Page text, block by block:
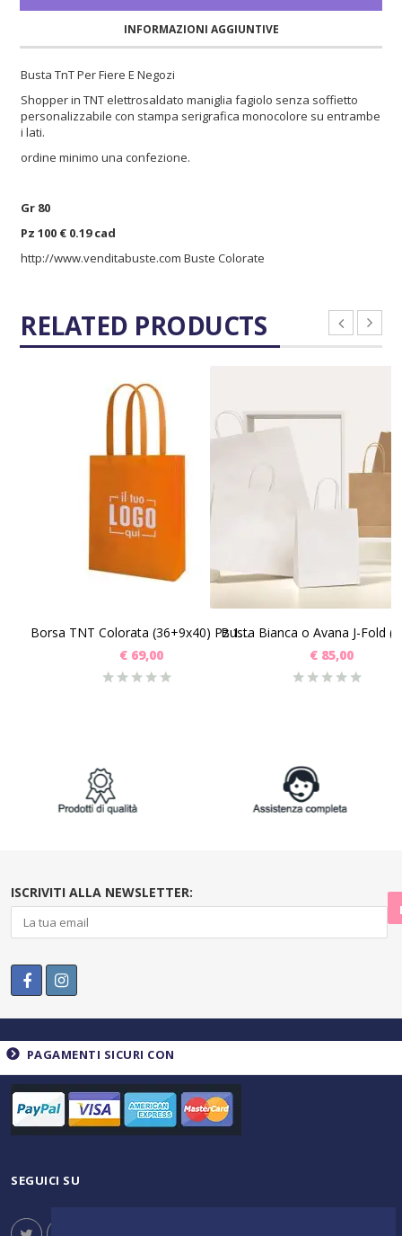
INFORMAZIONI AGGIUNTIVE
Busta TnT Per Fiere E Negozi
Shopper in TNT elettrosaldato maniglia fagiolo senza soffietto
personalizzabile con stampa serigrafica monocolore su entrambe
i lati.
ordine minimo una confezione.
Gr 80
Pz 100 € 0.19 cad
http://www.venditabuste.com Buste Colorate
RELATED PRODUCTS
SCEGLI
Borsa TNT Colorata (36+9x40) Pz 100
€69,00
SCEGLI
€85,00
ISCRIVITI ALLA NEWSLETTER:
PAGAMENTI SICURI CON
SEGUICI SU